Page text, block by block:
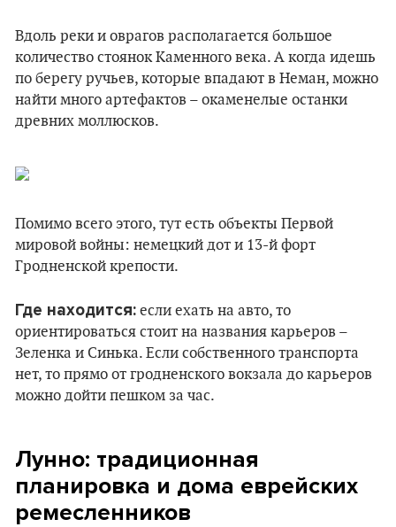
Вдоль реки и оврагов располагается большое
количество стоянок Каменного века. А когда идешь
по берегу ручьев, которые впадают в Неман, можно
найти много артефактов – окаменелые останки
древних моллюсков.
Помимо всего этого, тут есть объекты Первой
мировой войны: немецкий дот и 13-й форт
Гродненской крепости.
Где находится: если ехать на авто, то
ориентироваться стоит на названия карьеров –
Зеленка и Синька. Если собственного транспорта
нет, то прямо от гродненского вокзала до карьеров
можно дойти пешком за час.
Лунно: традиционная
планировка и дома еврейских
ремесленников